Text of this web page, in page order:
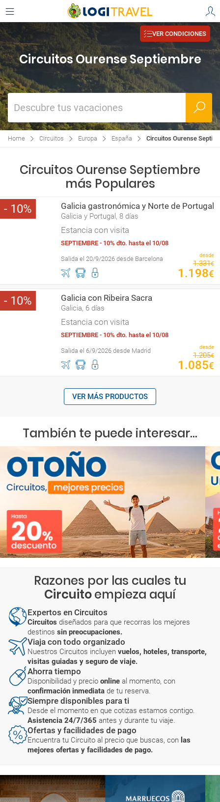
VER CONDICIONES
Circuitos Ourense Septiembre
Descubre tus vacaciones
Home Circuitos Europa España Circuitos Ourense
Circuitos Ourense Septiembre
más Populares
10 Galicia gastronómica y Norte de Portugal
Galicia y Portugal, 8 días
Estancia con visita
SEPTIEMBRE - 10% dto. hasta el 10/08
Salida el 20/9/2026 desde Barcelona desde
1.331€
1 .198€
10 Galicia con Ribeira Sacra
Galicia, 6 días
Estancia con visita
SEPTIEMBRE - 10% dto. hasta el 10/08
Salida el 6/9/2026 desde Madrid desde
1.205€
1 .085€
VER MÁS PRODUCTOS
También te puede interesar...
Razones por las cuales tu
Circuitoempieza aquí
Expertos en Circuitos
Circuitos diseñados para que recorras los mejores
destinos sin preocupaciones.
Viaja con todo organizado
Nuestros Circuitos incluyen vuelos, hoteles, transporte,
visitas guiadas y seguro de viaje.
Ahorra tiempo
Disponibilidad y precio online al momento, con
confirmación inmediata de tu reserva.
Siempre disponibles para ti
Desde el momento en que cotizas estamos contigo.
Asistencia 24/7/365 antes y durante tu viaje.
Ofertas y facilidades de pago
Encuentra tu Circuito al precio que buscas, con las
mejores ofertas y facilidades de pago.